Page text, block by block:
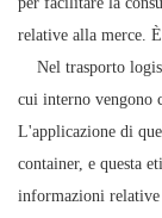
relative alla merce.
Nel trasporto
cui interno
L'applicazione di
container, e questa
informazioni